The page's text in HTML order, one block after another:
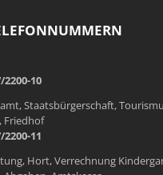
2200-10
Staatsbürgerschaft,
Friedhof
2200-11
Hort, Verrechnung